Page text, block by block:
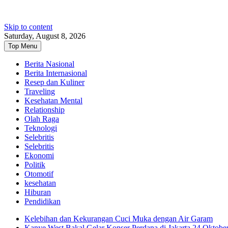
Skip to content
Saturday, August 8, 2026
Top Menu
Berita Nasional
Berita Internasional
Resep dan Kuliner
Traveling
Kesehatan Mental
Relationship
Olah Raga
Teknologi
Selebritis
Selebritis
Ekonomi
Politik
Otomotif
kesehatan
Hiburan
Pendidikan
Kelebihan dan Kekurangan Cuci Muka dengan Air Garam